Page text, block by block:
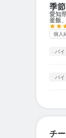
季
愛知
釜飯
個人
バイ
バイ
チ